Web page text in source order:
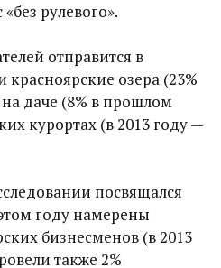
рулевого».
отправится в
красноярские озера (23%
даче (8% в прошлом
курортах (в 2013 году —
посвящался
году намерены
бизнесменов (в 2013
также 2%